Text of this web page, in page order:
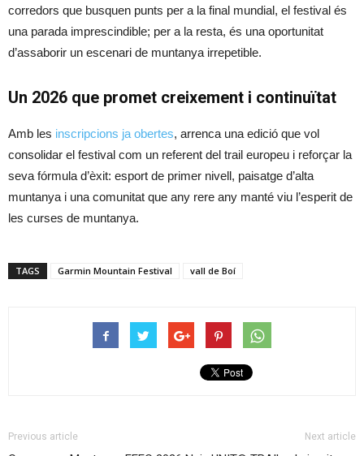
corredors que busquen punts per a la final mundial, el festival és
una parada imprescindible; per a la resta, és una oportunitat
d’assaborir un escenari de muntanya irrepetible.
Un 2026 que promet creixement i continuïtat
Amb les inscripcions ja obertes, arrenca una edició que vol
consolidar el festival com un referent del trail europeu i reforçar la
seva fórmula d’èxit: esport de primer nivell, paisatge d’alta
muntanya i una comunitat que any rere any manté viu l’esperit de
les curses de muntanya.
TAGS Garmin Mountain Festival vall de Boí
Previous article Next article